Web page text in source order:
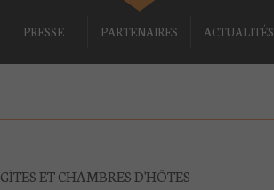
PRESSE PARTENAIRES ACTUALITÉS
GÎTES ET CHAMBRES D'HÔTES